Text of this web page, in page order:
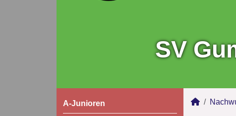
SV
A-Junioren